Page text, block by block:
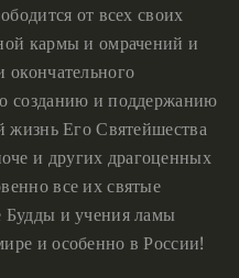
от всех своих
кармы и омрачений и
окончательного
созданию и поддержанию
жизнь Его Святейшества
и других драгоценных
все их святые
Будды и учения ламы
и особенно в России!